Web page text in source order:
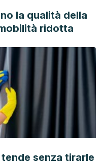
servlet/articulo?
bienestar psicológico: el
en psicología
documentos/
la qualità della
ridotta
senza tirarle